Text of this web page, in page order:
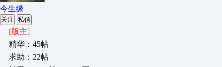
今生缘
关注 私信
[版主]
精华：45帖
求助：22帖